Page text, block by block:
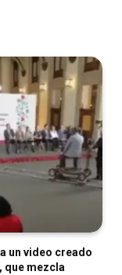
un video creado
que mezcla